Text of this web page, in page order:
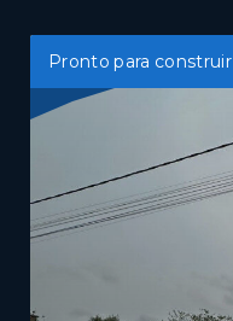
Pronto para construir